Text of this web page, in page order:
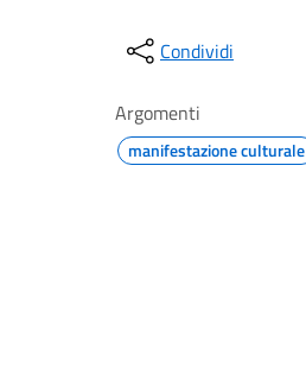
Condividi
Argomenti
manifestazione culturale